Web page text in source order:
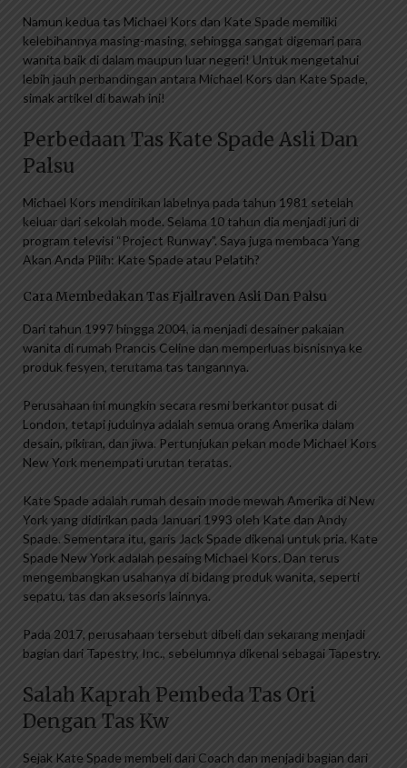
Namun kedua tas Michael Kors dan Kate Spade memiliki
kelebihannya masing-masing, sehingga sangat digemari para
wanita baik di dalam maupun luar negeri! Untuk mengetahui
lebih jauh perbandingan antara Michael Kors dan Kate Spade,
simak artikel di bawah ini!
Perbedaan Tas Kate Spade Asli Dan
Palsu
Michael Kors mendirikan labelnya pada tahun 1981 setelah
keluar dari sekolah mode. Selama 10 tahun dia menjadi juri di
program televisi “Project Runway”. Saya juga membaca Yang
Akan Anda Pilih: Kate Spade atau Pelatih?
Cara Membedakan Tas Fjallraven Asli Dan Palsu
Dari tahun 1997 hingga 2004, ia menjadi desainer pakaian
wanita di rumah Prancis Celine dan memperluas bisnisnya ke
produk fesyen, terutama tas tangannya.
Perusahaan ini mungkin secara resmi berkantor pusat di
London, tetapi judulnya adalah semua orang Amerika dalam
desain, pikiran, dan jiwa. Pertunjukan pekan mode Michael Kors
New York menempati urutan teratas.
Kate Spade adalah rumah desain mode mewah Amerika di New
York yang didirikan pada Januari 1993 oleh Kate dan Andy
Spade. Sementara itu, garis Jack Spade dikenal untuk pria. Kate
Spade New York adalah pesaing Michael Kors. Dan terus
mengembangkan usahanya di bidang produk wanita, seperti
sepatu, tas dan aksesoris lainnya.
Pada 2017, perusahaan tersebut dibeli dan sekarang menjadi
bagian dari Tapestry, Inc., sebelumnya dikenal sebagai Tapestry.
Salah Kaprah Pembeda Tas Ori
Dengan Tas Kw
Sejak Kate Spade membeli dari Coach dan menjadi bagian dari